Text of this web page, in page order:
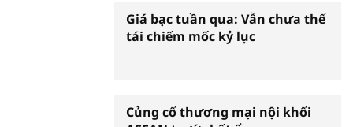
Giá bạc tuần qua: Vẫn chưa thể
tái chiếm mốc kỷ lục
Củng cố thương mại nội khối